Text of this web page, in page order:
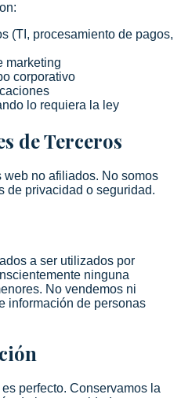
(TI, procesamiento de pagos,
marketing
corporativo
lo requiera la ley
de Terceros
no afiliados. No somos
de privacidad o seguridad.
a ser utilizados por
ninguna
No vendemos ni
información de personas
perfecto. Conservamos la